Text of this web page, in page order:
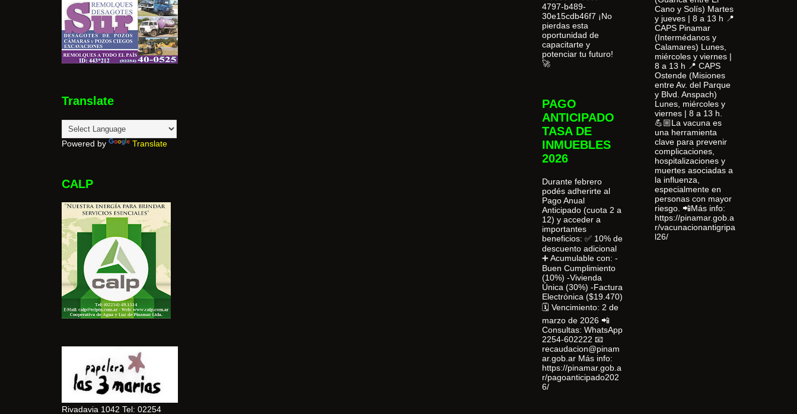
Translate
Powered by Translate
CALP
Rivadavia 1042 Tel: 02254
4797-b489-
30e15cdb46f7 ¡No
pierdas esta
oportunidad de
capacitarte y
potenciar tu futuro!
🚀
PAGO
ANTICIPADO
TASA DE
INMUEBLES
2026
Durante febrero
podés adherirte al
Pago Anual
Anticipado (cuota 2 a
12) y acceder a
importantes
beneficios: ✅ 10% de
descuento adicional
➕ Acumulable con: -
Buen Cumplimiento
(10%) -Vivienda
Única (30%) -Factura
Electrónica ($19.470)
🗓 Vencimiento: 2 de
marzo de 2026 📲
Consultas: WhatsApp
2254-602222 📧
recaudacion@pinam
ar.gob.ar Más info:
https://pinamar.gob.a
r/pagoanticipado202
6/
Cano y Solís) Martes
y jueves | 8 a 13 h 📍
CAPS Pinamar
(Intermédanos y
Calamares) Lunes,
miércoles y viernes |
8 a 13 h 📍 CAPS
Ostende (Misiones
entre Av. del Parque
y Blvd. Anspach)
Lunes, miércoles y
viernes | 8 a 13 h.
💪🏼La vacuna es
una herramienta
clave para prevenir
complicaciones,
hospitalizaciones y
muertes asociadas a
la influenza,
especialmente en
personas con mayor
riesgo. 📲Más info:
https://pinamar.gob.a
r/vacunacionantigripa
l26/